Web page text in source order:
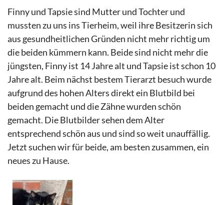
Finny und Tapsie sind Mutter und Tochter und
mussten zu uns ins Tierheim, weil ihre Besitzerin sich
aus gesundheitlichen Gründen nicht mehr richtig um
die beiden kümmern kann. Beide sind nicht mehr die
jüngsten, Finny ist 14 Jahre alt und Tapsie ist schon 10
Jahre alt. Beim nächst bestem Tierarzt besuch wurde
aufgrund des hohen Alters direkt ein Blutbild bei
beiden gemacht und die Zähne wurden schön
gemacht. Die Blutbilder sehen dem Alter
entsprechend schön aus und sind so weit unauffällig.
Jetzt suchen wir für beide, am besten zusammen, ein
neues zu Hause.